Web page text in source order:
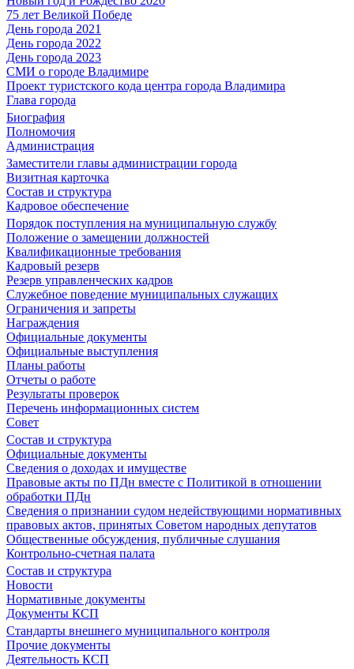
75 лет Великой Победе
День города 2021
День города 2022
День города 2023
СМИ о городе Владимире
Проект туристского кода центра города Владимира
Глава города
Биография
Полномочия
Администрация
Заместители главы администрации города
Визитная карточка
Состав и структура
Кадровое обеспечение
Порядок поступления на муниципальную службу
Положение о замещении должностей
Квалификационные требования
Кадровый резерв
Резерв управленческих кадров
Служебное поведение муниципальных служащих
Ограничения и запреты
Награждения
Официальные документы
Официальные выступления
Планы работы
Отчеты о работе
Результаты проверок
Перечень информационных систем
Совет
Состав и структура
Официальные документы
Сведения о доходах и имуществе
Правовые акты по ПДн вместе с Политикой в отношении
обработки ПДн
Сведения о признании судом недействующими нормативных
правовых актов, принятых Советом народных депутатов
Общественные обсуждения, публичные слушания
Контрольно-счетная палата
Состав и структура
Новости
Нормативные документы
Документы КСП
Стандарты внешнего муниципального контроля
Прочие документы
Деятельность КСП